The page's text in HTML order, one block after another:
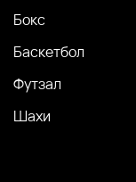
Бокс
Баскетбол
Футзал
Шахи